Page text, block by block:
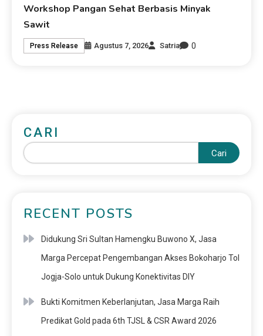
Workshop Pangan Sehat Berbasis Minyak
Sawit
Press Release Agustus 7, 2026 Satria 0
CARI
Cari
RECENT POSTS
Didukung Sri Sultan Hamengku Buwono X, Jasa
Marga Percepat Pengembangan Akses Bokoharjo Tol
Jogja-Solo untuk Dukung Konektivitas DIY
Bukti Komitmen Keberlanjutan, Jasa Marga Raih
Predikat Gold pada 6th TJSL & CSR Award 2026